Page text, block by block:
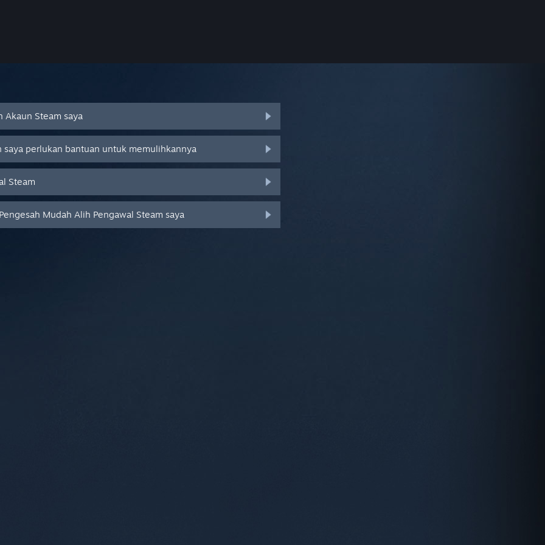
Akaun Steam saya
saya perlukan bantuan untuk memulihkannya
Steam
Mudah Alih Pengawal Steam saya